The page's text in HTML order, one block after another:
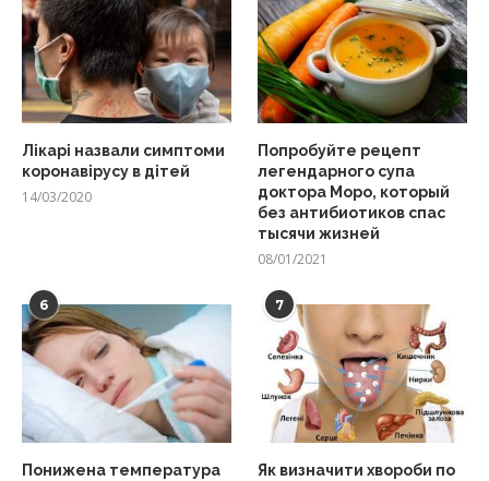
Лікарі назвали симптоми
коронавірусу в дітей
14/03/2020
Попробуйте рецепт
легендарного супа
доктора Моро, который
без антибиотиков спас
тысячи жизней
08/01/2021
6
Понижена температура
7
Як визначити хвороби по